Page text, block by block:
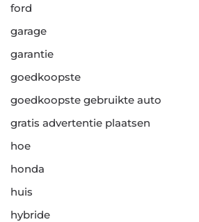
ford
garage
garantie
goedkoopste
goedkoopste gebruikte auto
gratis advertentie plaatsen
hoe
honda
huis
hybride